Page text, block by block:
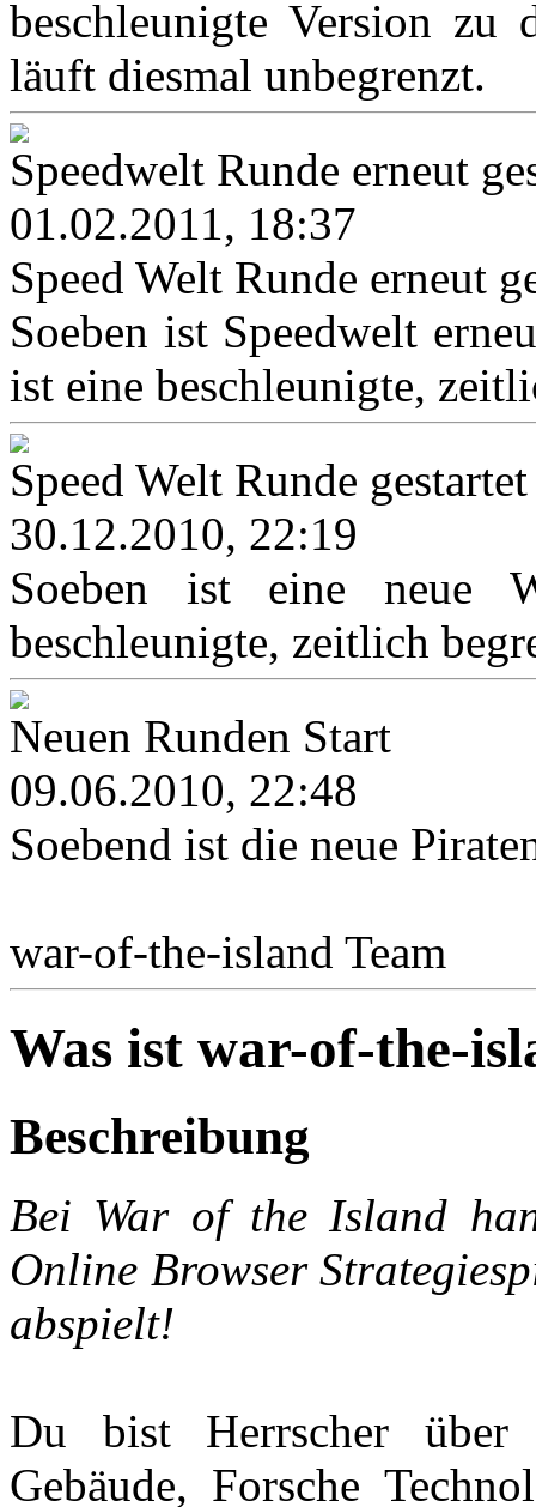
beschleunigte Version zu
läuft diesmal unbegrenzt.
Speedwelt Runde erneut
01.02.2011, 18:37
Speed Welt Runde erneut
Soeben ist Speedwelt
ist eine beschleunigte,
Speed Welt Runde gestartet
30.12.2010, 22:19
Soeben ist eine neue
beschleunigte, zeitlich
Neuen Runden Start
09.06.2010, 22:48
Soebend ist die neue
war-of-the-island Team
Was ist war-of-the-
Beschreibung
Bei War of the Island
Online Browser
abspielt!
Du bist Herrscher über
Gebäude, Forsche